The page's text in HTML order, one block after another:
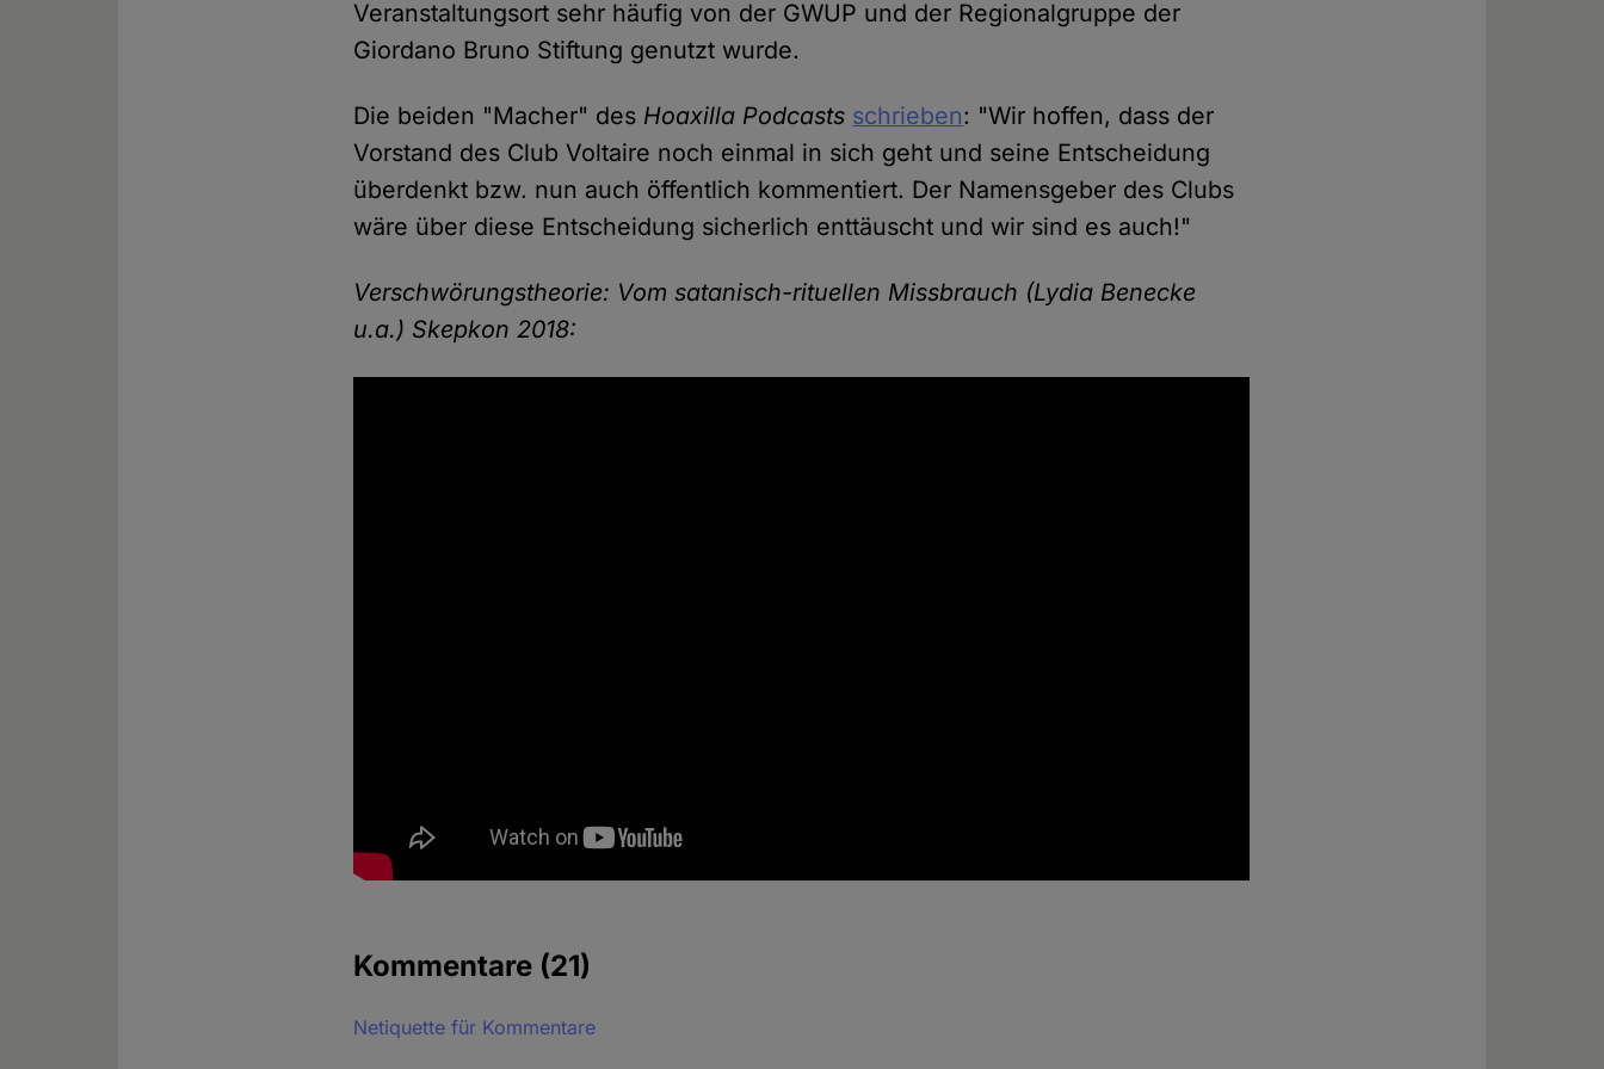
Veranstaltungsort sehr häufig von der GWUP und der Regionalgruppe der
Giordano Bruno Stiftung genutzt wurde.
Die beiden "Macher" des Hoaxilla Podcasts schrieben: "Wir hoffen, dass der
Vorstand des Club Voltaire noch einmal in sich geht und seine Entscheidung
überdenkt bzw. nun auch öffentlich kommentiert. Der Namensgeber des Clubs
wäre über diese Entscheidung sicherlich enttäuscht und wir sind es auch!"
Verschwörungstheorie: Vom satanisch-rituellen Missbrauch (Lydia Benecke
u.a.) Skepkon 2018:
Kommentare (21)
Netiquette für Kommentare